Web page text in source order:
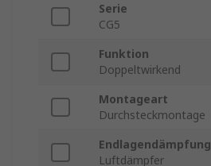
Serie
CG5
Funktion
Doppeltwirkend
Montageart
Durchsteckmontage
Endlagendämpfung
Luftdämpfer